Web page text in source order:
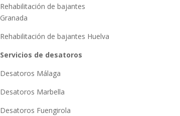
Rehabilitación de bajantes
Granada
Rehabilitación de bajantes Huelva
Servicios de desatoros
Desatoros Málaga
Desatoros Marbella
Desatoros Fuengirola